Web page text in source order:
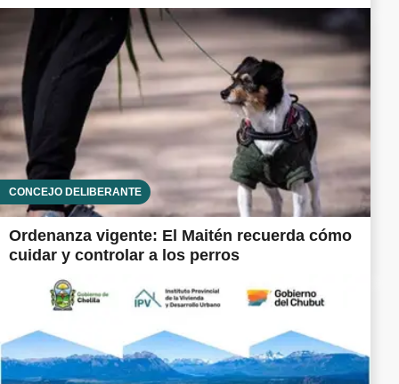
CONCEJO DELIBERANTE
Ordenanza vigente: El Maitén recuerda cómo
cuidar y controlar a los perros